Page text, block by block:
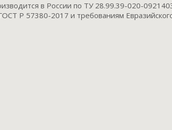
в России по ТУ 28.99.39-020-
Р 57380-2017 и требованиям